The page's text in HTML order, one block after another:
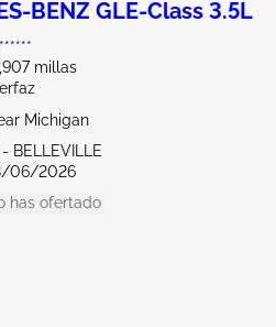
BENZ GLE-Class 3.5L
millas
Michigan
- BELLEVILLE
06/2026
has ofertado